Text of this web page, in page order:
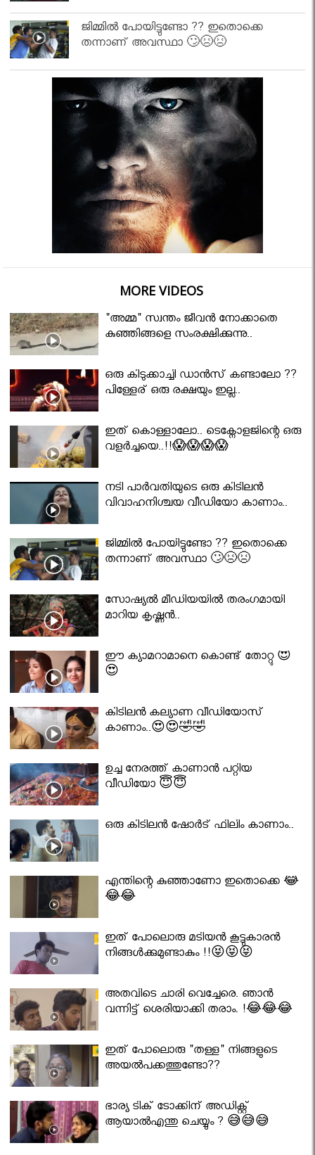
ജിമ്മിൽ പോയിട്ടുണ്ടോ ?? ഇതൊക്കെ
തന്നാണ് അവസ്ഥാ 🙄😣😣
MORE VIDEOS
"അമ്മ" സ്വന്തം ജീവൻ നോക്കാതെ
കുഞ്ഞിങ്ങളെ സംരക്ഷിക്കുന്നു..
ഒരു കിടുക്കാച്ചി ഡാൻസ് കണ്ടാലോ ??
പിള്ളേര് ഒരു രക്ഷയും ഇല്ല..
ഇത് കൊള്ളാലോ.. ടെക്നോളജിന്റെ ഒരു
വളർച്ചയെ..!!😱😱😱😱
നടി പാർവതിയുടെ ഒരു കിടിലൻ
വിവാഹനിശ്ചയ വീഡിയോ കാണാം..
ജിമ്മിൽ പോയിട്ടുണ്ടോ ?? ഇതൊക്കെ
തന്നാണ് അവസ്ഥാ 🙄😣😣
സോഷ്യൽ മീഡിയയിൽ തരംഗമായി
മാറിയ കൃഷ്ണൻ..
ഈ ക്യാമറാമാനെ കൊണ്ട് തോറ്റു 😍
😍
കിടിലൻ കല്യാണ വീഡിയോസ്
കാണാം..😍😍🤣🤣
ഉച്ച നേരത്ത് കാണാൻ പറ്റിയ
വീഡിയോ 😇😇
ഒരു കിടിലൻ ഷോർട് ഫിലിം കാണാം..
എന്തിന്റെ കുഞ്ഞാണോ ഇതൊക്കെ 😂
😂😂
ഇത് പോലൊരു മടിയൻ കൂട്ടുകാരൻ
നിങ്ങൾക്കുമുണ്ടാകും !!😝😝😝
അതവിടെ ചാരി വെച്ചേരെ. ഞാൻ
വന്നിട്ട് ശെരിയാക്കി തരാം. !😂😂😂
ഇത് പോലൊരു "തള്ള" നിങ്ങളുടെ
അയല്‍പക്കത്തുണ്ടോ??
ഭാര്യ ടിക് ടോക്കിന് അഡിക്റ്റ്
ആയാൽഎന്തു ചെയ്യും ? 😅😅😅